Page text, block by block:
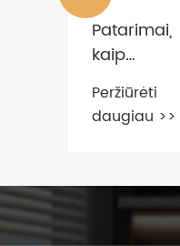
Patarimai,
kaip
pasirinkti
praktinius
biuro
Peržiūrėti
daugiau >>